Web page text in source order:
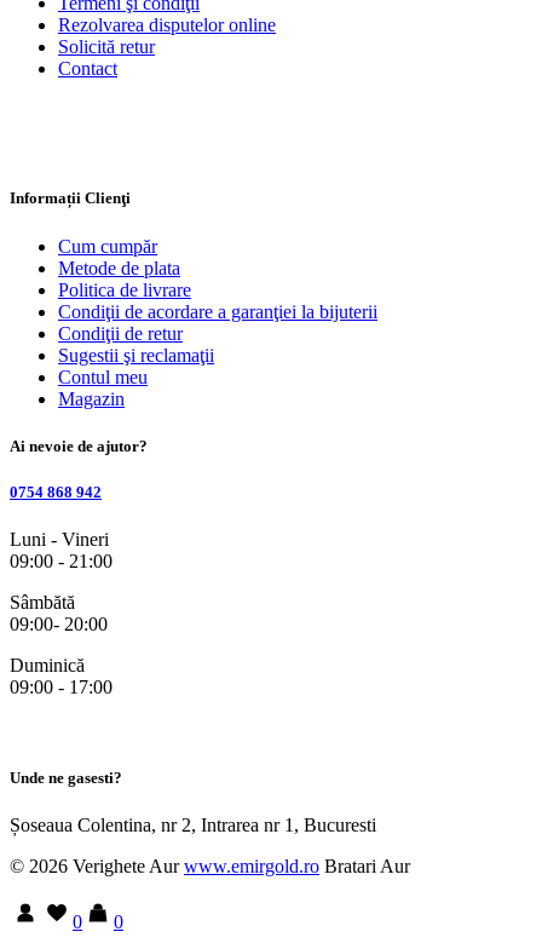
Rezolvarea disputelor online
Solicită retur
Contact
Informații Clienţi
Cum cumpăr
Metode de plata
Politica de livrare
Condiţii de acordare a garanţiei la bijuterii
Condiţii de retur
Sugestii şi reclamaţii
Contul meu
Magazin
Ai nevoie de ajutor?
0754 868 942
Luni - Vineri
09:00 - 21:00
Sâmbătă
09:00- 20:00
Duminică
09:00 - 17:00
Unde ne gasesti?
Șoseaua Colentina, nr 2, Intrarea nr 1, Bucuresti
© 2026 Verighete Aurwww.emirgold.ro Bratari Aur
0
0